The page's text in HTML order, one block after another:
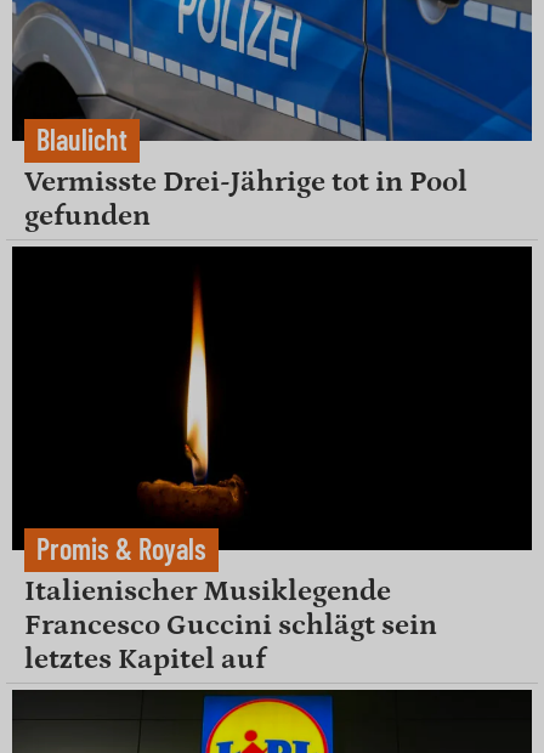
Blaulicht
Vermisste Drei-Jährige tot in Pool
gefunden
Promis & Royals
Italienischer Musiklegende
Francesco Guccini schlägt sein
letztes Kapitel auf